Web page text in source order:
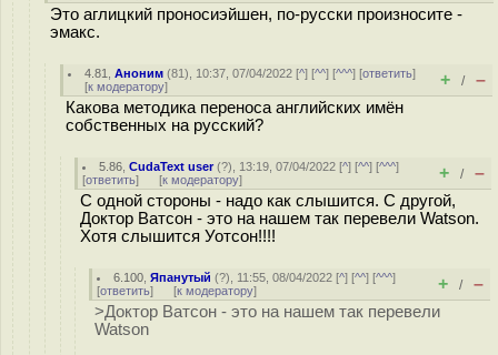
Это аглицкий проносиэйшен, по-русски произносите -
эмакс.
4.81 ,Аноним (81), 10:37, 07/04/2022 [^] [^^] [^^^] [ответить]
[к модератору] + / –
Какова методика переноса английских имён
собственных на русский?
5.86 ,CudaText user(?), 13:19, 07/04/2022 [^] [^^] [^^^]
[ответить] [к модератору] + / –
С одной стороны - надо как слышится. С другой,
Доктор Ватсон - это на нашем так перевели Watson.
Хотя слышится Уотсон!!!!
6.100 ,Япанутый (?), 11:55, 08/04/2022 [^] [^^] [^^^]
[ответить] [к модератору] + / –
>Доктор Ватсон - это на нашем так перевели
Watson